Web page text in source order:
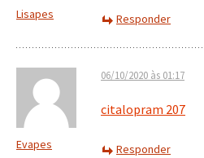
Lisapes Responder
Evapes
06/10/2020 às 01:17
citalopram 207
Responder